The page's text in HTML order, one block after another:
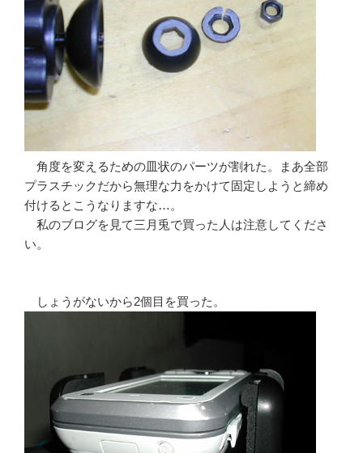
角度を変えるための皿状のパーツが割れた。まあ全部
プラスチックだから無理な力をかけて固定しようと締め
付けるとこうなりますな…。
私のブログを見て三月兎で買った人は注意してくださ
い。
しょうがないから2個目を買った。